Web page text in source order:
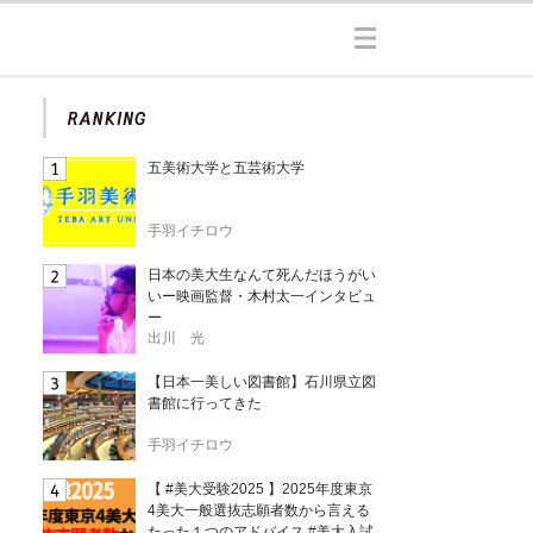
五美術大学と五芸術大学
手羽イチロウ
日本の美大生なんて死んだほうがい
いー映画監督・木村太一インタビュ
ー
出川 光
【日本一美しい図書館】石川県立図
書館に行ってきた
手羽イチロウ
【 #美大受験2025 】2025年度東京
4美大一般選抜志願者数から言える